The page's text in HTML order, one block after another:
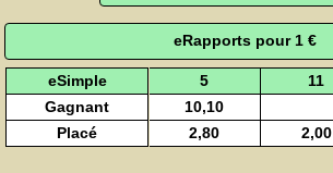
eRapports pour 1 €
eSimple 5 11
Gagnant
10,10
Placé
2,80 2,00